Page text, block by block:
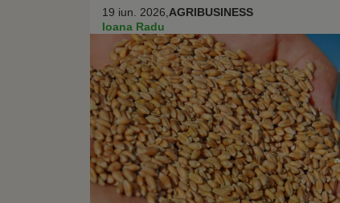
19 iun. 2026, AGRIBUSINESS
Ioana Radu